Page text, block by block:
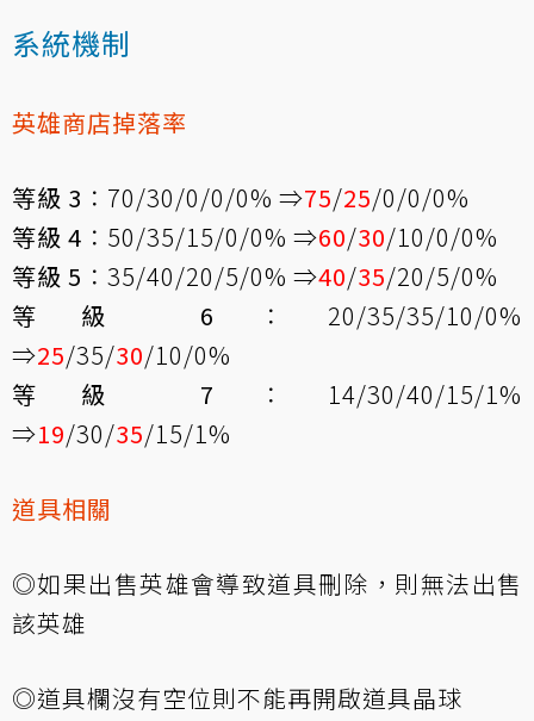
系統機制
英雄商店掉落率
等級 3 ：70/30/0/0/0% ⇒75/25/0/0/0%
等級 4 ：50/35/15/0/0% ⇒60/30/10/0/0%
等級 5 ：35/40/20/5/0% ⇒40/35/20/5/0%
等級 6 ：20/35/35/10/0%
⇒25/35/30/10/0%
等級 7 ：14/30/40/15/1%
⇒19/30/35/15/1%
道具相關
◎如果出售英雄會導致道具刪除，則無法出售
該英雄
◎道具欄沒有空位則不能再開啟道具晶球